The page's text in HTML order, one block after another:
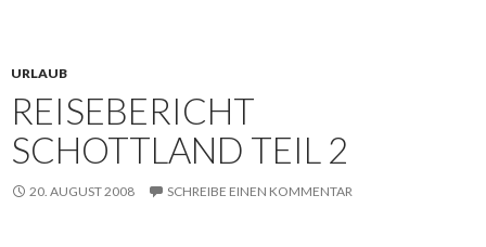
URLAUB
REISEBERICHT
SCHOTTLAND TEIL 2
20. AUGUST 2008 SCHREIBE EINEN KOMMENTAR